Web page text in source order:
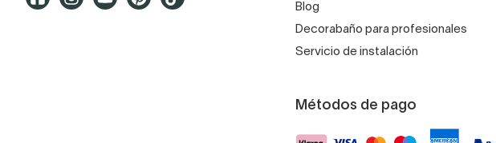
Blog
Decorabaño para profesionales
Servicio de instalación
Métodos de pago